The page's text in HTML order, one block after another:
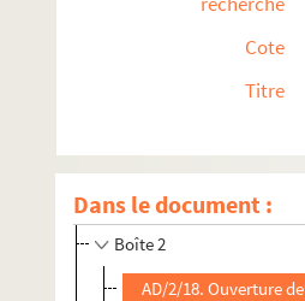
Cote
Titre
Dans le document :
Travaux de voirie
Boîte 1
Boîte 2
AD/2/18. Ouverture